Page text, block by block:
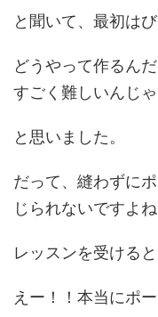
と聞いて、最初は
どうやって作るんだ
すごく難しいんじ
と思いました。
だって、縫わずに
じられないですよね
レッスンを受けると
えー！！本当にポ